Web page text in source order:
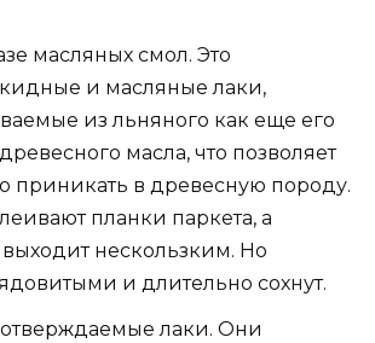
масляных смол. Это
и масляные лаки,
из льняного как еще его
масла, что позволяет
приникать в древесную породу.
планки паркета, а
нескользким. Но
и длительно сохнут.
лаки. Они